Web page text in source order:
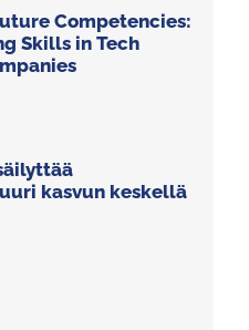
Competencies:
Skills in Tech
kasvun keskellä